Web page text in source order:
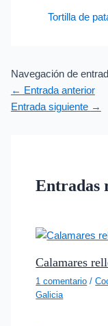
Tortilla de
Navegación de
← Entrada anterior
Entrada siguiente →
Entradas
Calamares
1 comentario /
Galicia